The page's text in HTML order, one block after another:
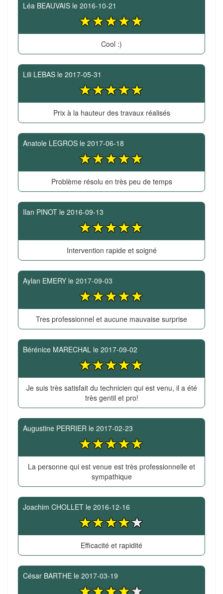
Léa BEAUVAIS le 2016-10-21
Cool :)
Lili LEBAS le 2017-05-31
Prix à la hauteur des travaux réalisés
Anatole LEGROS le 2017-06-18
Problème résolu en très peu de temps
Ilan PINOT le 2016-09-13
Intervention rapide et soigné
Aylan EMERY le 2017-09-03
Tres professionnel et aucune mauvaise surprise
Bérénice MARECHAL le 2017-09-02
Je suis très satisfait du technicien qui est venu, il a été
très gentil et pro!
Augustine PERRIER le 2017-02-23
La personne qui est venue est très professionnelle et
sympathique
Joachim CHOLLET le 2016-12-16
Efficacité et rapidité
César BARTHE le 2017-03-19